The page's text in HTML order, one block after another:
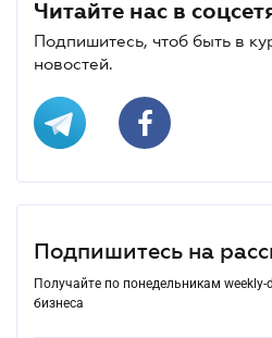
Читайте нас в
Подпишитесь, чтоб быть в
новостей.
Подпишитесь на
Получайте по понедельникам
бизнеса